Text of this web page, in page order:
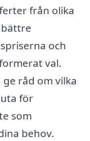
från olika
och
val.
råd om vilka
för
som
behov.